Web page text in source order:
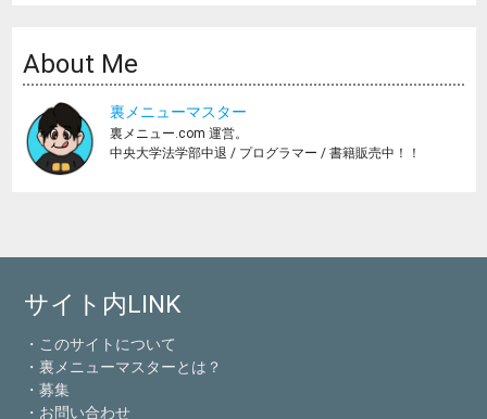
About Me
裏メニューマスター
裏メニュー.com 運営。
中央大学法学部中退 / プログラマー / 書籍販売中！！
サイト内LINK
・このサイトについて
・裏メニューマスターとは？
・募集
・お問い合わせ